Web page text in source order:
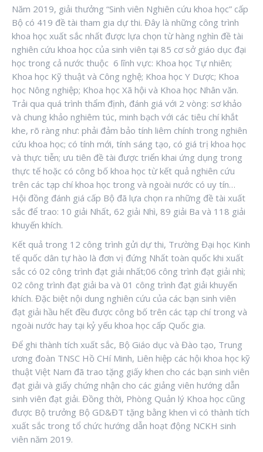
Năm 2019, giải thưởng “Sinh viên Nghiên cứu khoa học” cấp
Bộ có 419 đề tài tham gia dự thi. Đây là những công trình
khoa học xuất sắc nhất được lựa chọn từ hàng nghìn đề tài
nghiên cứu khoa học của sinh viên tại 85 cơ sở giáo dục đại
học trong cả nước thuộc 6 lĩnh vực: Khoa học Tự nhiên;
Khoa học Kỹ thuật và Công nghệ; Khoa học Y Dược; Khoa
học Nông nghiệp; Khoa học Xã hội và Khoa học Nhân văn.
Trải qua quá trình thẩm định, đánh giá với 2 vòng: sơ khảo
và chung khảo nghiêm túc, minh bạch với các tiêu chí khắt
khe, rõ ràng như: phải đảm bảo tính liêm chính trong nghiên
cứu khoa học; có tính mới, tính sáng tạo, có giá trị khoa học
và thực tiễn; ưu tiên đề tài được triển khai ứng dụng trong
thực tế hoặc có công bố khoa học từ kết quả nghiên cứu
trên các tạp chí khoa học trong và ngoài nước có uy tín…
Hội đồng đánh giá cấp Bộ đã lựa chọn ra những đề tài xuất
sắc để trao: 10 giải Nhất, 62 giải Nhì, 89 giải Ba và 118 giải
khuyến khích.
Kết quả trong 12 công trình gửi dự thi, Trường Đại học Kinh
tế quốc dân tự hào là đơn vị đứng Nhất toàn quốc khi xuất
sắc có 02 công trình đạt giải nhất;06 công trình đạt giải nhì;
02 công trình đạt giải ba và 01 công trình đạt giải khuyến
khích. Đặc biệt nội dung nghiên cứu của các bạn sinh viên
đạt giải hầu hết đều được công bố trên các tạp chí trong và
ngoài nước hay tại kỷ yếu khoa học cấp Quốc gia.
Để ghi thành tích xuất sắc, Bộ Giáo dục và Đào tạo, Trung
ương đoàn TNSC Hồ CHí Minh, Liên hiệp các hội khoa học kỹ
thuật Việt Nam đã trao tặng giấy khen cho các bạn sinh viên
đạt giải và giấy chứng nhận cho các giảng viên hướng dẫn
sinh viên đạt giải. Đồng thời, Phòng Quản lý Khoa học cũng
được Bộ trưởng Bộ GD&ĐT tặng bằng khen vì có thành tích
xuất sắc trong tổ chức hướng dẫn hoạt động NCKH sinh
viên năm 2019.